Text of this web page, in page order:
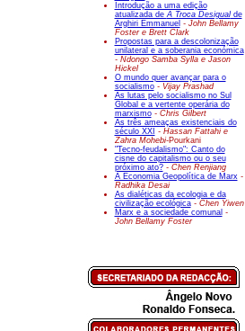
Introdução a uma edição
atualizada deA Troca Desigualde
Arghiri Emmanuel - John Bellamy
Foster e Brett Clark
Propostas para a descolonização
unilateral e a soberania económica
- Ndongo Samba Sylla e Jason
Hickel
O mundo quer avançar para o
socialismo- Vijay Prashad
As lutas pelo socialismo no Sul
Global e a vertente operária do
marxismo- Chris Gilbert
As três ameaças existenciais do
século XXI - Hassan Fattahi e
Zahra Mohebi-Pourkani
"Tecno-feudalismo": Canto do
cisne do capitalismo ou o seu
próximo ato? - Chen Renjiang
A Economia Geopolítica de Marx-
Radhika Desai
As dialéticas da ecologia e da
civilização ecológica - Chen Yiwen
Marx e a sociedade comunal -
John Bellamy Foster